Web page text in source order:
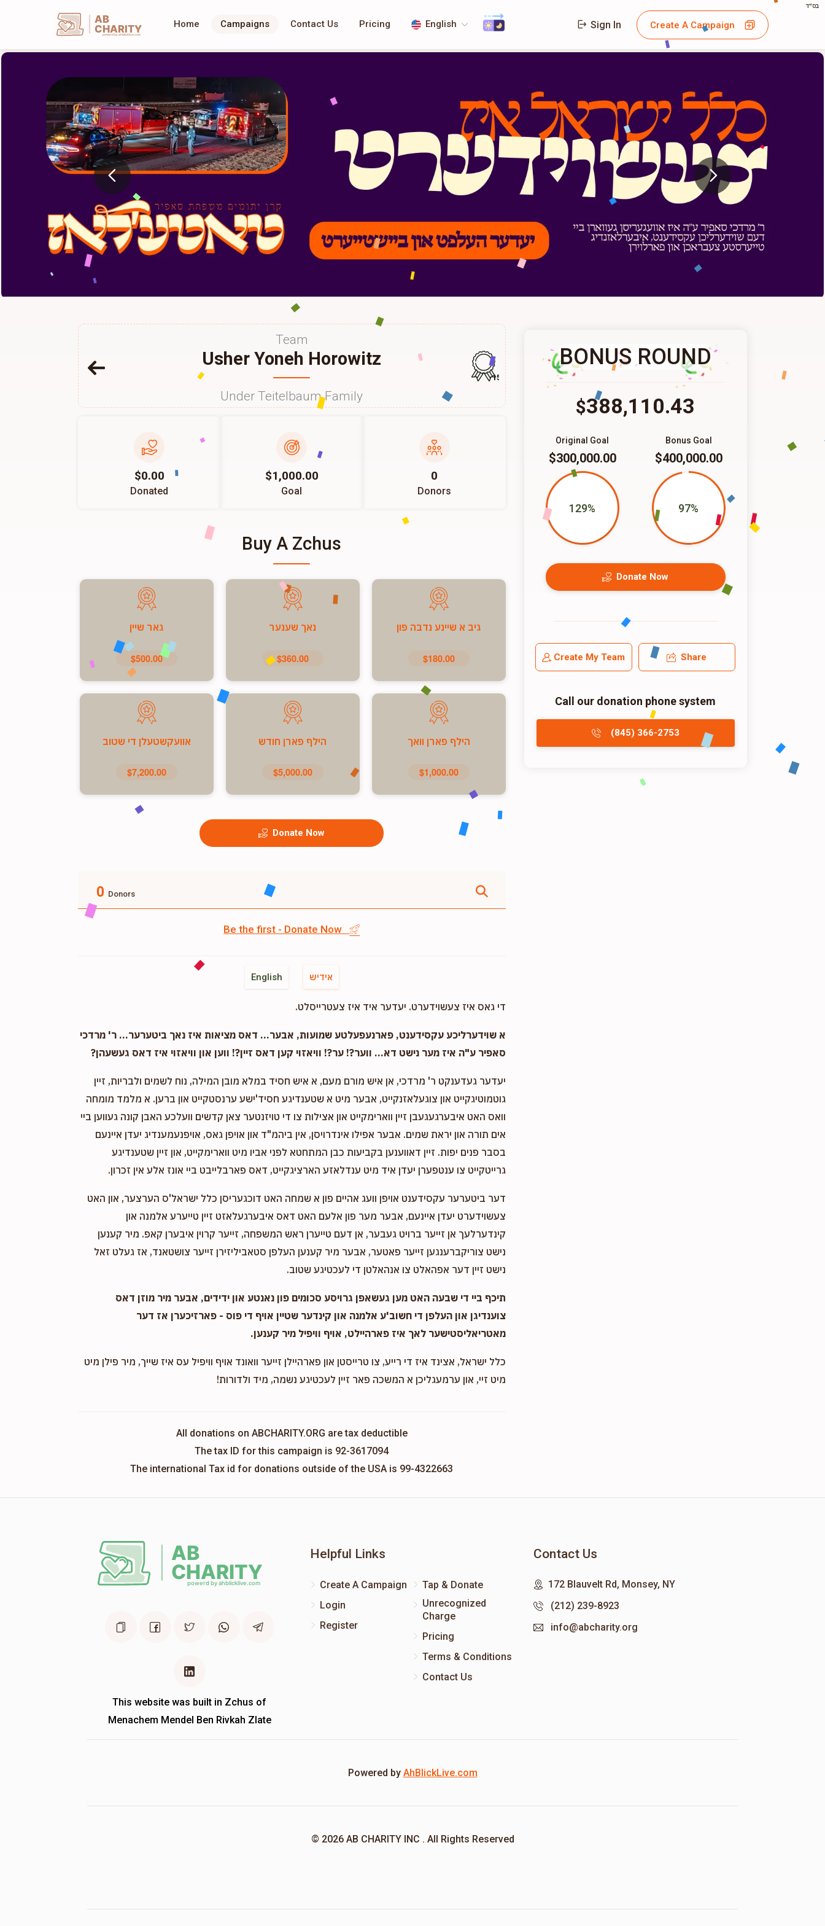
בס"ד
AB
CHARITY
powerd by ahblicklive.com
Home Campaigns Contact Us Pricing English Sign In Create A Campaign
Team
Usher Yoneh Horowitz
Under Teitelbaum Family
157
$0.00
Donated
$1,000.00
Goal
0
Donors
Buy A Zchus
גיב א שיינע נדבה פון
$180.00
נאך שענער
$360.00
גאר שיין
$500.00
הילף פארן וואך
$1,000.00
הילף פארן חודש
$5,000.00
אוועקשטעלן די שטוב
$7,200.00
Donate Now
0 Donors
Be the first - Donate Now
English אידיש
די גאס איז צעשוידערט. יעדער איד איז צעטרייסלט.
א שוידערליכע עקסידענט, פארנעפעלטע שמועות, אבער... דאס מציאות איז נאך ביטערער... ר' מרדכי
סאפיר ע"ה איז מער נישט דא... ווער?! ער?! וויאזוי קען דאס זיין?! ווען און וויאזוי איז דאס געשעהן?
יעדער געדענקט ר' מרדכי, אן איש מורם מעם, א איש חסיד במלא מובן המילה, נוח לשמים ולבריות, זיין
גוטמוטיגקייט און צוגעלאזנקייט, אבער מיט א שטענדיגע חסיד'ישע ערנסטקייט און ברען. א מלמד מומחה
וואס האט איבערגעגעבן זיין ווארימקייט און אצילות צו די טויזנטער צאן קדשים וועלכע האבן קונה געווען ביי
אים תורה און יראת שמים. אבער אפילו אינדרויסן, אין ביהמ"ד און אויפן גאס, אויפנעמענדיג יעדן איינעם
בסבר פנים יפות. זיין דאווענען בקביעות כבן המתחטא לפני אביו מיט ווארימקייט, און זיין שטענדיגע
גרייטקייט צו ענטפערן יעדן איד מיט ענדלאזע הארציגקייט, דאס פארבלייבט ביי אונז אלע אין זכרון.
דער ביטערער עקסידענט אויפן וועג אהיים פון א שמחה האט דוכגעריסן כלל ישראל'ס הערצער, און האט
צעשוידערט יעדן איינעם, אבער מער פון אלעם האט דאס איבערגעלאזט זיין טייערע אלמנה און
קינדערלעך אן זייער ברויט געבער, אן דעם טייערן ראש המשפחה, זייער קרוין איבערן קאפ. מיר קענען
נישט צוריקברענגען זייער פאטער, אבער מיר קענען העלפן סטאביליזירן זייער צושטאנד, אז געלט זאל
נישט זיין דער אפהאלט צו אנהאלטן די לעכטיגע שטוב.
תיכף ביי די שבעה האט מען געשאפן גרויסע סכומים פון נאנטע און ידידים, אבער מיר מוזן דאס
צוענדיגן און העלפן די חשוב'ע אלמנה און קינדער שטיין אויף די פוס - פארזיכערן אז דער
מאטריאליסטישער לאך איז פארהיילט, אויף וויפיל מיר קענען.
כלל ישראל, אצינד איז די רייע, צו טרייסטן און פארהיילן זייער וואונד אויף וויפיל עס איז שייך, מיר פילן מיט
מיט זיי, און ערמעגליכן א המשכה פאר זיין לעכטיגע נשמה, מיד ולדורות!
All donations on ABCHARITY.ORG are tax deductible
The tax ID for this campaign is 92-3617094
The international Tax id for donations outside of the USA is 99-4322663
BONUS ROUND
$388,110.43
Bonus Goal
$400,000.00
97%
Original Goal
$300,000.00
129%
Donate Now
Create My Team Share
Call our donation phone system
(845) 366-2753
This website was built in Zchus of
Menachem Mendel Ben Rivkah Zlate
Helpful Links
Create A Campaign
Login
Register
Tap & Donate
Unrecognized
Charge
Pricing
Terms & Conditions
Contact Us
Contact Us
172 Blauvelt Rd, Monsey, NY
(212) 239-8923
info@abcharity.org
Powered by AhBlickLive.com
© 2026 AB CHARITY INC . All Rights Reserved